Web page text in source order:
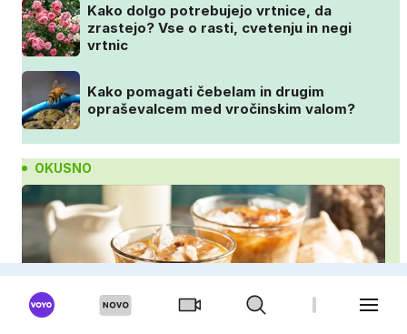
Kako dolgo potrebujejo vrtnice, da
zrastejo? Vse o rasti, cvetenju in negi
vrtnic
Kako pomagati čebelam in drugim
opraševalcem med vročinskim valom?
OKUSNO